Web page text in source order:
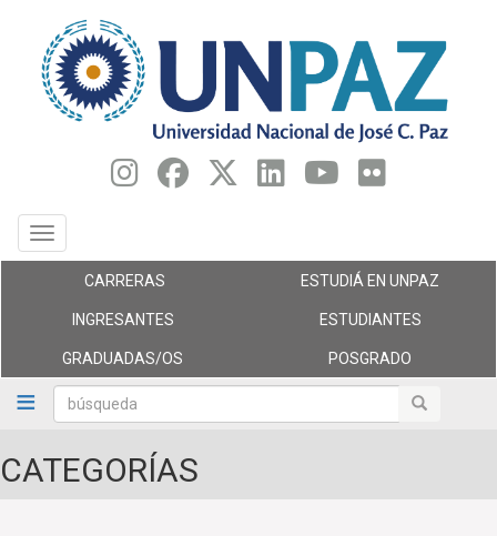
contenido
principal
búsqueda búsqueda
Toggle navigation
CARRERAS ESTUDIÁ EN UNPAZ
INGRESANTES ESTUDIANTES
GRADUADAS/OS POSGRADO
CATEGORÍAS